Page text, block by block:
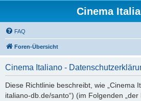
Cinema
FAQ
Foren-Übersicht
Cinema Italiano -
Diese Richtlinie beschreibt, wie „Cinema
italiano-db.de/santo“) (im Folgenden „der